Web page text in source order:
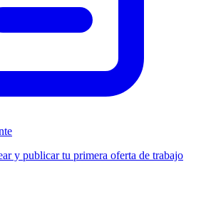
y publicar tu primera oferta de trabajo